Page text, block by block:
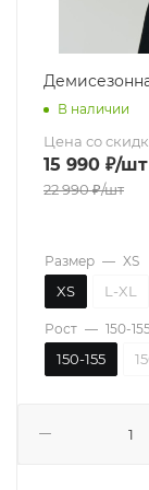
В наличии
Цена со
15 990 ₽/шт
22 990₽/шт
Размер — XS
XS L-XL
Рост — 150-
150-155